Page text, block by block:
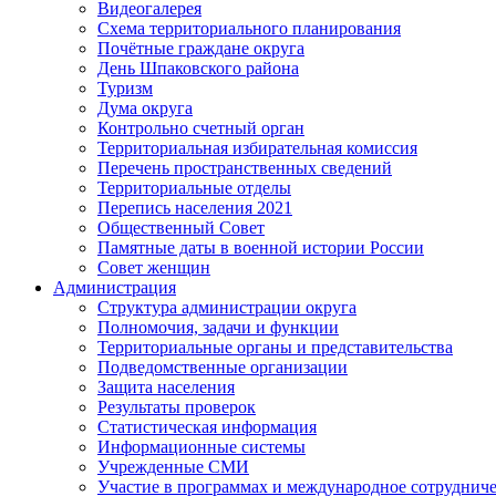
Видеогалерея
Схема территориального планирования
Почётные граждане округа
День Шпаковского района
Туризм
Дума округа
Контрольно счетный орган
Территориальная избирательная комиссия
Перечень пространственных сведений
Территориальные отделы
Перепись населения 2021
Общественный Совет
Памятные даты в военной истории России
Совет женщин
Администрация
Структура администрации округа
Полномочия, задачи и функции
Территориальные органы и представительства
Подведомственные организации
Защита населения
Результаты проверок
Статистическая информация
Информационные системы
Учрежденные СМИ
Участие в программах и международное